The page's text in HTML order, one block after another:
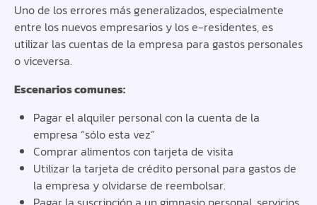
Uno de los errores más generalizados, especialmente
entre los nuevos empresarios y los e-residentes, es
utilizar las cuentas de la empresa para gastos personales
o viceversa.
Escenarios comunes:
Pagar el alquiler personal con la cuenta de la
empresa “sólo esta vez”
Comprar alimentos con tarjeta de visita
Utilizar la tarjeta de crédito personal para gastos de
la empresa y olvidarse de reembolsar.